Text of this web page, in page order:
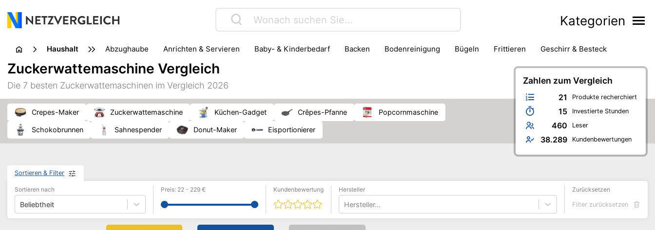
Kategorien
Haushalt Abzughaube Anrichten & Servieren Baby- & Kinderbedarf Backen Bodenreinigung Bügeln Frittieren
Geschirr & Besteck
Geschirrreinigung
Glas Haushaltsmüll & Entsorgung Kaffeezubereitung
Kanne & Karaffe
Küchenkleingerät
Küchenmühle Küchenzubehör Kühlschrank & Gefrierschrank Saftpresse & Entsafter
Schneidegerät
Zahlen zum Vergleich
21 Produkte recherchiert
15 Investierte Stunden
460 Leser
38.289 Kundenbewertungen
Zuckerwattemaschine Vergleich
Die 7 besten Zuckerwattemaschinen im Vergleich 2026
Crepes-Maker Zuckerwattemaschine Küchen-Gadget Crêpes-Pfanne Popcornmaschine
Schokobrunnen Sahnespender Donut-Maker Eisportionierer
Sortieren & Filter
Sortieren nach
Beliebtheit
Preis: 22 - 229 € Kundenbewertung Hersteller
Hersteller...
Zurücksetzen
Filter zurücksetzen